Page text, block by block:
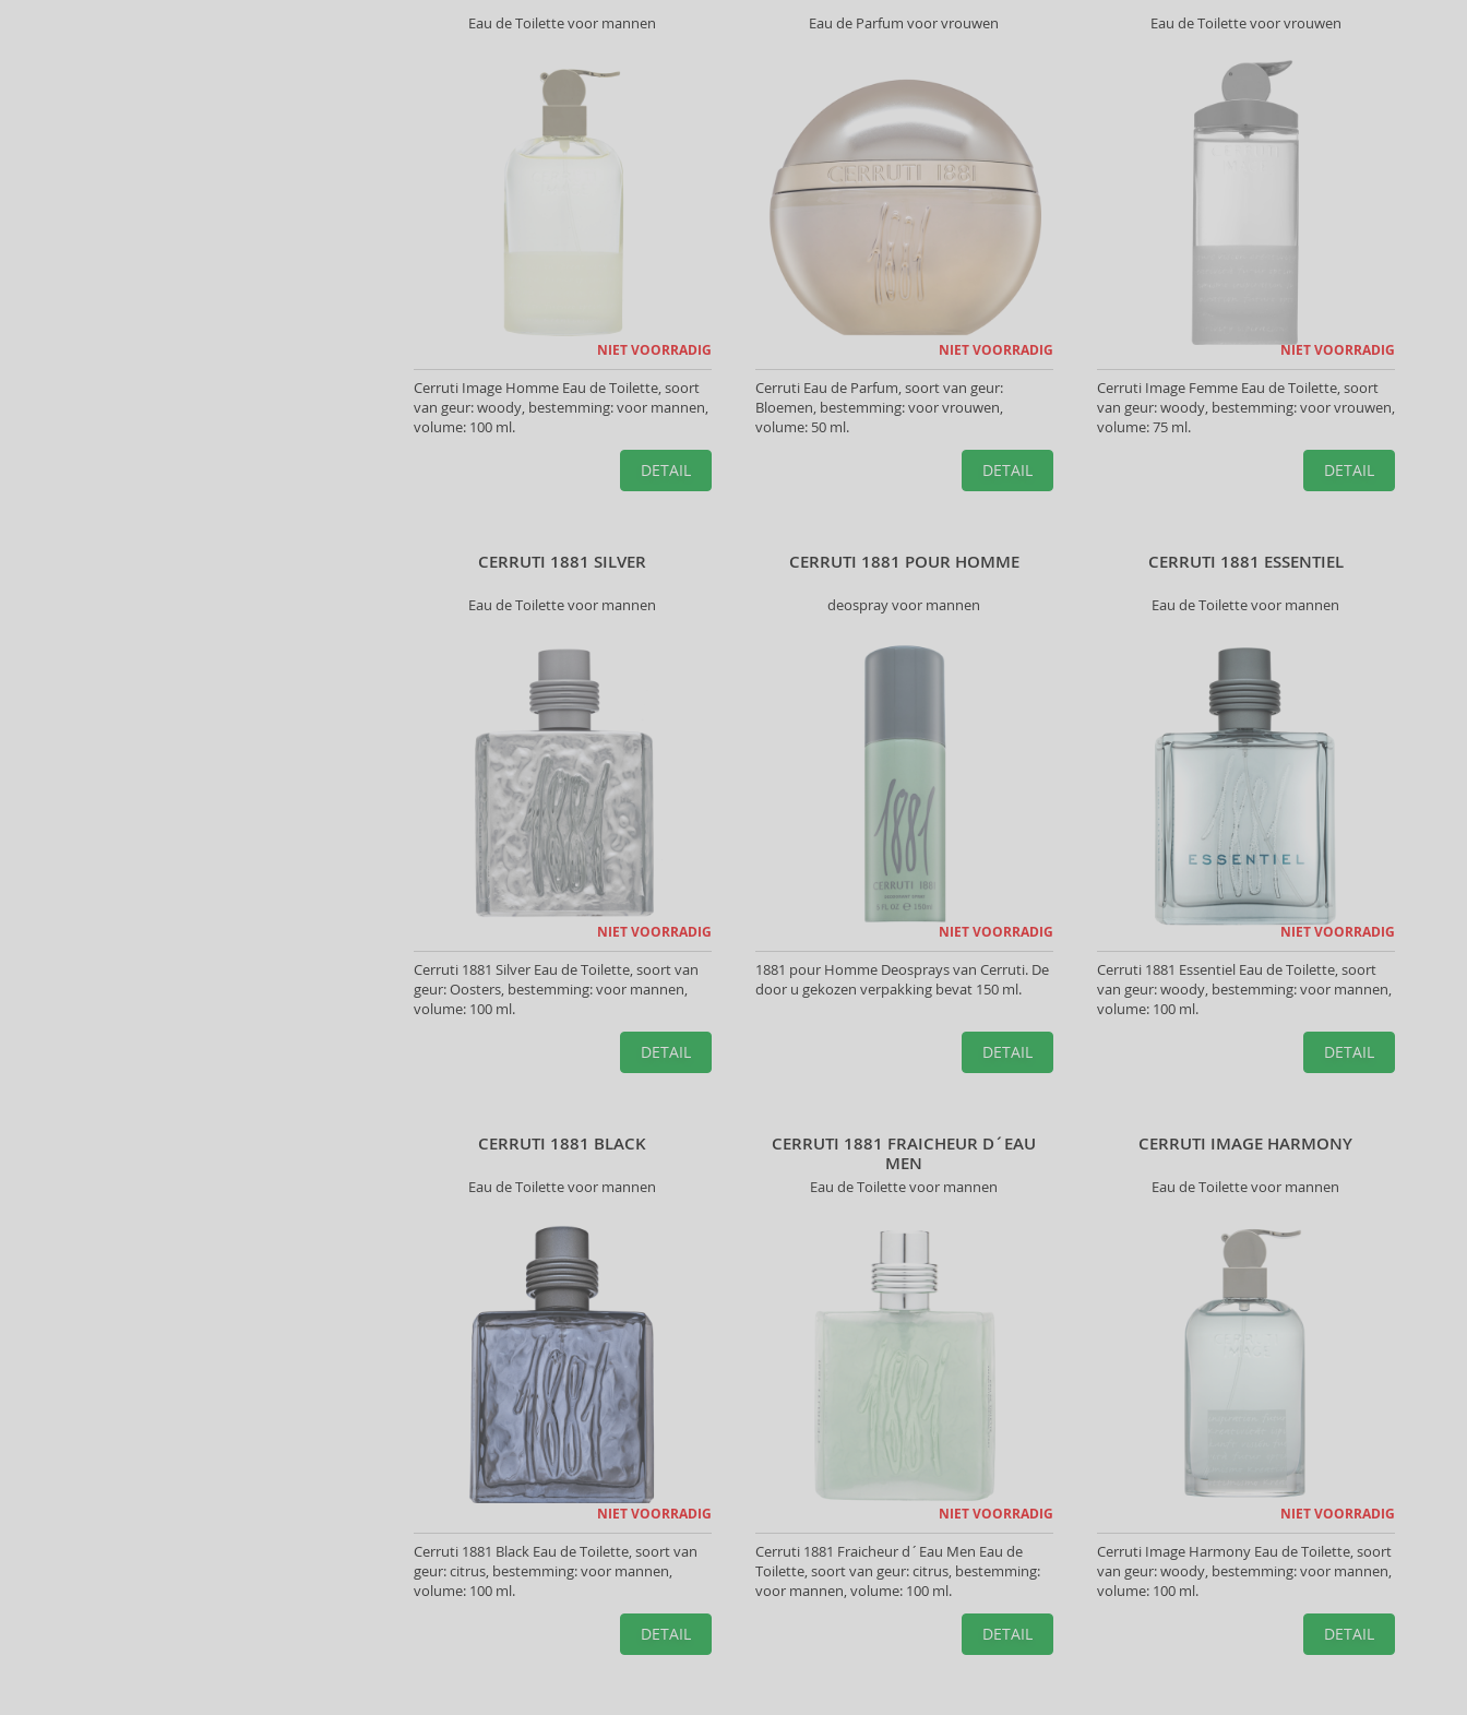
Eau de Toilette voor mannen
NIET VOORRADIG
Cerruti Image Homme Eau de Toilette, soort
van geur: woody, bestemming: voor mannen,
volume: 100 ml.
DETAIL
Eau de Parfum voor vrouwen
NIET VOORRADIG
Cerruti Eau de Parfum, soort van geur:
Bloemen, bestemming: voor vrouwen,
volume: 50 ml.
DETAIL
Eau de Toilette voor vrouwen
NIET VOORRADIG
Cerruti Image Femme Eau de Toilette, soort
van geur: woody, bestemming: voor vrouwen,
volume: 75 ml.
DETAIL
CERRUTI 1881 SILVER
Eau de Toilette voor mannen
NIET VOORRADIG
Cerruti 1881 Silver Eau de Toilette, soort van
geur: Oosters, bestemming: voor mannen,
volume: 100 ml.
DETAIL
CERRUTI 1881 POUR HOMME
deospray voor mannen
NIET VOORRADIG
1881 pour Homme Deosprays van Cerruti. De
door u gekozen verpakking bevat 150 ml.
DETAIL
CERRUTI 1881 ESSENTIEL
Eau de Toilette voor mannen
NIET VOORRADIG
Cerruti 1881 Essentiel Eau de Toilette, soort
van geur: woody, bestemming: voor mannen,
volume: 100 ml.
DETAIL
CERRUTI 1881 BLACK
Eau de Toilette voor mannen
NIET VOORRADIG
Cerruti 1881 Black Eau de Toilette, soort van
geur: citrus, bestemming: voor mannen,
volume: 100 ml.
DETAIL
CERRUTI 1881 FRAICHEUR D´EAU
MEN
Eau de Toilette voor mannen
NIET VOORRADIG
Cerruti 1881 Fraicheur d´Eau Men Eau de
Toilette, soort van geur: citrus, bestemming:
voor mannen, volume: 100 ml.
DETAIL
CERRUTI IMAGE HARMONY
Eau de Toilette voor mannen
NIET VOORRADIG
Cerruti Image Harmony Eau de Toilette, soort
van geur: woody, bestemming: voor mannen,
volume: 100 ml.
DETAIL